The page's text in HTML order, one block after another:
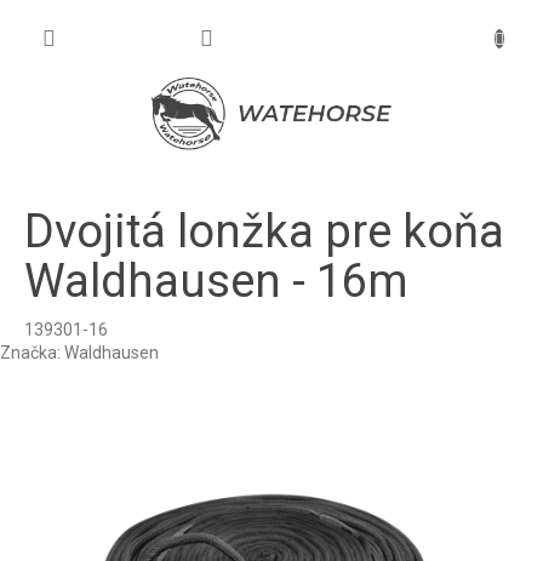
Dvojitá lonžka pre koňa
Waldhausen - 16m
139301-16
Značka: Waldhausen